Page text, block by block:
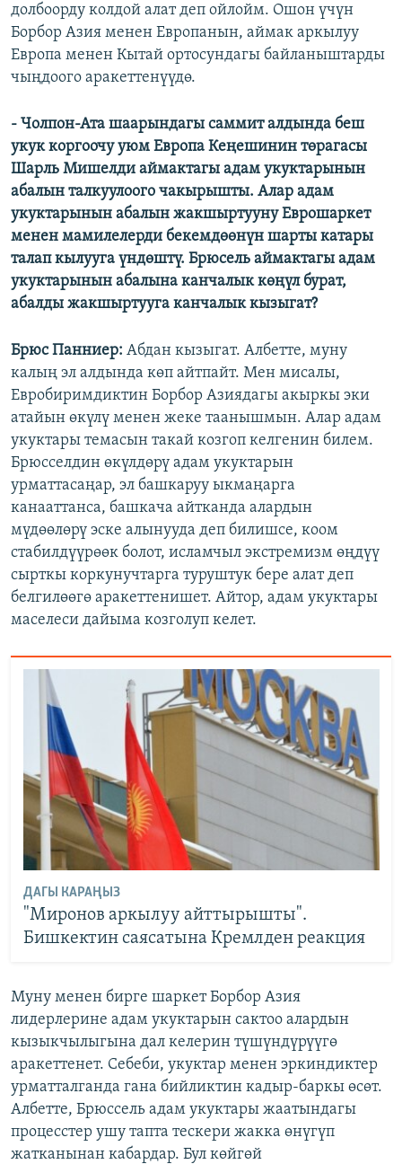
долбоорду колдой алат деп ойлойм. Ошон үчүн
Борбор Азия менен Европанын, аймак аркылуу
Европа менен Кытай ортосундагы байланыштарды
чыңдоого аракеттенүүдө.
- Чолпон-Ата шаарындагы саммит алдында беш
укук коргоочу уюм Европа Кеңешинин төрагасы
Шарль Мишелди аймактагы адам укуктарынын
абалын талкуулоого чакырышты. Алар адам
укуктарынын абалын жакшыртууну Еврошаркет
менен мамилелерди бекемдөөнүн шарты катары
талап кылууга үндөштү. Брюсель аймактагы адам
укуктарынын абалына канчалык көңүл бурат,
абалды жакшыртууга канчалык кызыгат?
Брюс Панниер: Абдан кызыгат. Албетте, муну
калың эл алдында көп айтпайт. Мен мисалы,
Евробиримдиктин Борбор Азиядагы акыркы эки
атайын өкүлү менен жеке таанышмын. Алар адам
укуктары темасын такай козгоп келгенин билем.
Брюсселдин өкүлдөрү адам укуктарын
урматтасаңар, эл башкаруу ыкмаңарга
канааттанса, башкача айтканда алардын
мүдөөлөрү эске алынууда деп билишсе, коом
стабилдүүрөөк болот, исламчыл экстремизм өңдүү
сырткы коркунучтарга туруштук бере алат деп
белгилөөгө аракеттенишет. Айтор, адам укуктары
маселеси дайыма козголуп келет.
ДАГЫ КАРАҢЫЗ
"Миронов аркылуу айттырышты".
Бишкектин саясатына Кремлден реакция
Муну менен бирге шаркет Борбор Азия
лидерлерине адам укуктарын сактоо алардын
кызыкчылыгына дал келерин түшүндүрүүгө
аракеттенет. Себеби, укуктар менен эркиндиктер
урматталганда гана бийликтин кадыр-баркы өсөт.
Албетте, Брюссель адам укуктары жаатындагы
процесстер ушу тапта тескери жакка өнүгүп
жатканынан кабардар. Бул көйгөй